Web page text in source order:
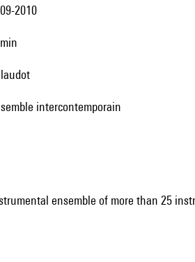
2010
intercontemporain
ensemble of more than 25